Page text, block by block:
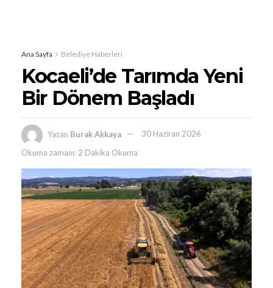
Ana Sayfa Belediye Haberleri
Kocaeli’de Tarımda Yeni
Bir Dönem Başladı
Yazan Burak Akkaya
30 Haziran 2026
Okuma zamanı: 2 Dakika Okuma